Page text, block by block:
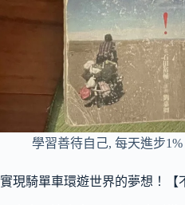
學習善待自己, 每天進步1%
實現騎單車環遊世界的夢想！【